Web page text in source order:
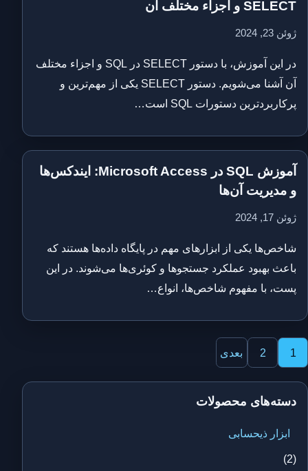
SELECT و اجزاء مختلف آن
ژوئن 23, 2024
در این آموزش، با دستور SELECT در SQL و اجزاء مختلف
آن آشنا می‌شویم. دستور SELECT یکی از مهم‌ترین و
پرکاربردترین دستورات SQL است…
آموزش SQL در Microsoft Access: ایندکس‌ها
و مدیریت آن‌ها
ژوئن 17, 2024
شاخص‌ها یکی از ابزارهای مهم در پایگاه داده‌ها هستند که
باعث بهبود عملکرد جستجوها و کوئری‌ها می‌شوند. در این
پست، با مفهوم شاخص‌ها، انواع…
صفحه‌بندی
نوشته‌ها
1
2 بعدی
دسته‌های محصولات
ابزار ذیحسابی
(2)